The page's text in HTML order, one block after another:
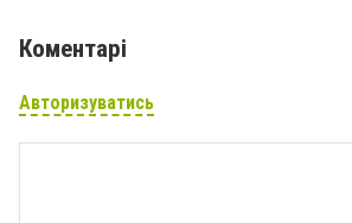
Коментарі
Авторизуватись